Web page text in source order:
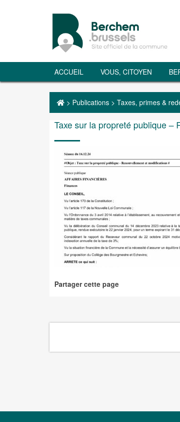
ACCUEIL VOUS, CITOYEN
> Publications > Taxes, primes &
Taxe sur la propreté publique –
Partager cette page